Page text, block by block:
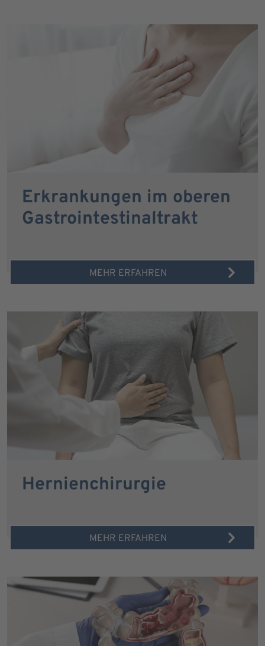
Erkrankungen im oberen
Gastrointestinaltrakt
MEHR ERFAHREN
Hernienchirurgie
MEHR ERFAHREN